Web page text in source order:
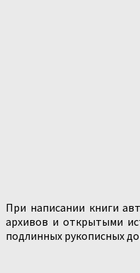
При написании книги
архивов и открытыми
подлинных рукописных